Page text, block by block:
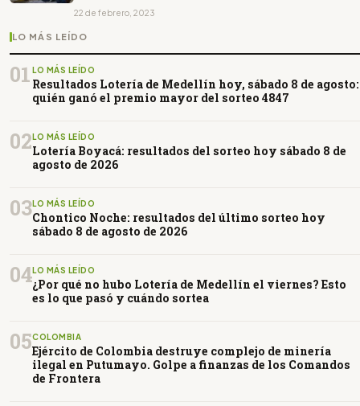
22 de febrero, 2023
LO MÁS LEÍDO
01 LO MÁS LEÍDO
Resultados Lotería de Medellín hoy, sábado 8 de agosto:
quién ganó el premio mayor del sorteo 4847
02LO MÁS LEÍDO
Lotería Boyacá: resultados del sorteo hoy sábado 8 de
agosto de 2026
03LO MÁS LEÍDO
Chontico Noche: resultados del último sorteo hoy
sábado 8 de agosto de 2026
04LO MÁS LEÍDO
¿Por qué no hubo Lotería de Medellín el viernes? Esto
es lo que pasó y cuándo sortea
05COLOMBIA
Ejército de Colombia destruye complejo de minería
ilegal en Putumayo. Golpe a finanzas de los Comandos
de Frontera